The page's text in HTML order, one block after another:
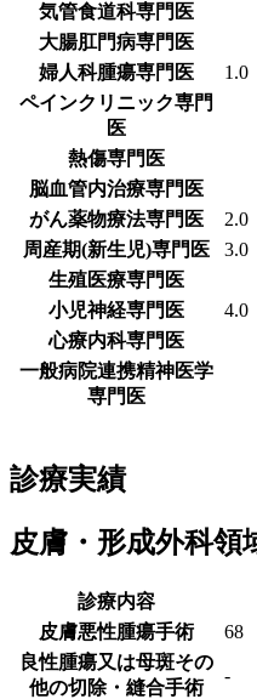
気管食道科専門医
大腸肛門病専門医
婦人科腫瘍専門医
1.0
ペインクリニック専門
医
熱傷専門医
脳血管内治療専門医
がん薬物療法専門医
2.0
周産期(新生児)専門医
3.0
生殖医療専門医
小児神経専門医
4.0
心療内科専門医
一般病院連携精神医学
専門医
診療実績
皮膚・形成外科領
診療内容
皮膚悪性腫瘍手術
68
良性腫瘍又は母斑その
他の切除・縫合手術
-